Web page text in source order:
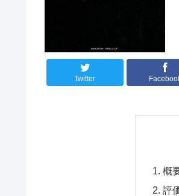
Twitter
概
評